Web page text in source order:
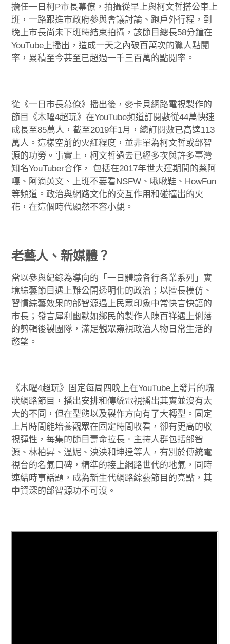
擔任一日柯P市長幕僚，拍攝從早上與柯文哲搭公車上
班，一路跟進市政府參與會議討論、跑戶外行程，到
晚上市長尚未下班時結束拍攝，該節目總長58分鐘在
YouTube上播出，造成一天之內破百萬次的驚人點閱
率，累積至今甚至已超過一千三百萬的點閱率。
從《一日市長幕僚》播出後，麥卡貝網路電視製作的
節目《木曜4超玩》在YouTube頻道訂閱數從44萬快速
成長至85萬人，截至2019年1月，總訂閱數已高達113
萬人。這樣空前的火紅程度，並非單為柯文哲或邰智
源的功勞。事實上，柯文哲過去已經多次與許多臺灣
知名YouTuber合作， 包括在2017年世大運期間的蔡阿
嘎、阿滴英文、上班不要看NSFW、啾啾鞋、HowFun
等頻道。政治與網路文化的交互作用和碰撞出的火
花，在這個時代顯然不容小覷。
老藝人、新媒體？
當以參與紀錄為導向的「一日體驗各行各業系列」實
境綜藝節目遇上難公開透明化的政治；以擅長模仿、
習慣綜藝效果的邰智源遇上民眾印象中常快言快語的
市長；發言犀利幽默如鄉民的製作人陳百祥遇上俐落
的剪輯後製團隊，滿足觀眾窺視政治人物日常生活的
慾望。
《木曜4超玩》固定每周四晚上在YouTube上發片的塊
狀網路節目，播出安排和傳統電視播出其實並沒有太
大的不同，但在型態以及製作方向有了大轉型。固定
上片時間能培養觀眾在固定時間收看，卻有更高的收
視彈性，每集的節目壽命拉長。主持人群包括邰智
源、林柏昇、溫妮、泱泱和坤達等人，有別於傳統電
視台的名氣口碑，精準的接上網路世代的地氣，同時
連結時事話題，成為新生代網路綜藝節目的亮點，其
中資深的邰智源功不可沒。